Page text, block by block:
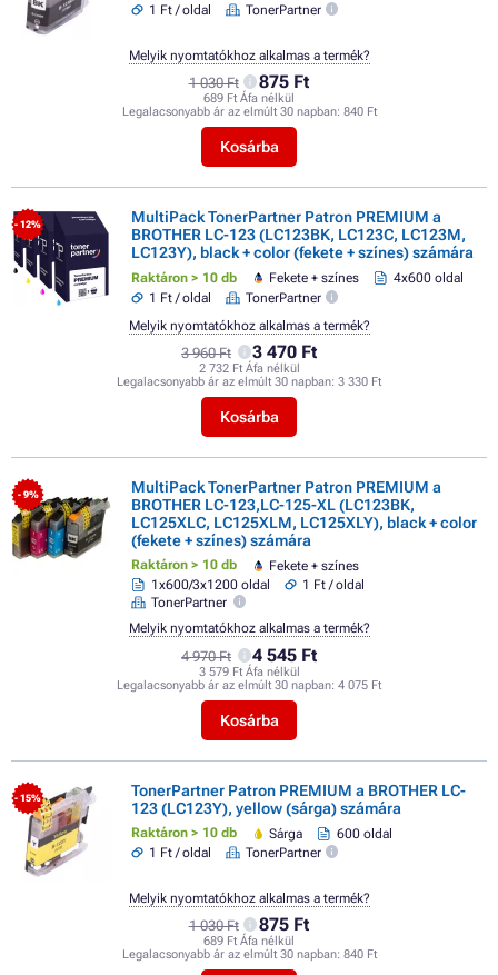
1 Ft / oldal
TonerPartner
1 030 Ft 875 Ft
689 Ft Áfa nélkül
Legalacsonyabb ár az elmúlt 30 napban: 840 Ft
Kosárba
Melyik nyomtatókhoz alkalmas a termék?
- 12%
MultiPack TonerPartner Patron PREMIUM a
BROTHER LC-123 (LC123BK, LC123C, LC123M,
LC123Y), black + color (fekete + színes) számára
Raktáron > 10 db Fekete + színes
4x600 oldal
1 Ft / oldal
TonerPartner
3 960 Ft 3 470 Ft
2 732 Ft Áfa nélkül
Legalacsonyabb ár az elmúlt 30 napban: 3 330 Ft
Kosárba
Melyik nyomtatókhoz alkalmas a termék?
- 9%
MultiPack TonerPartner Patron PREMIUM a
BROTHER LC-123,LC-125-XL (LC123BK,
LC125XLC, LC125XLM, LC125XLY), black + color
(fekete + színes) számára
Raktáron > 10 db
Fekete + színes
1x600/3x1200 oldal
1 Ft / oldal
TonerPartner
4 970 Ft 4 545 Ft
3 579 Ft Áfa nélkül
Legalacsonyabb ár az elmúlt 30 napban: 4 075 Ft
Kosárba
Melyik nyomtatókhoz alkalmas a termék?
- 15%
TonerPartner Patron PREMIUM a BROTHER LC-
123 (LC123Y), yellow (sárga) számára
Raktáron > 10 db Sárga
600 oldal
1 Ft / oldal
TonerPartner
1 030 Ft 875 Ft
689 Ft Áfa nélkül
Legalacsonyabb ár az elmúlt 30 napban: 840 Ft
Melyik nyomtatókhoz alkalmas a termék?